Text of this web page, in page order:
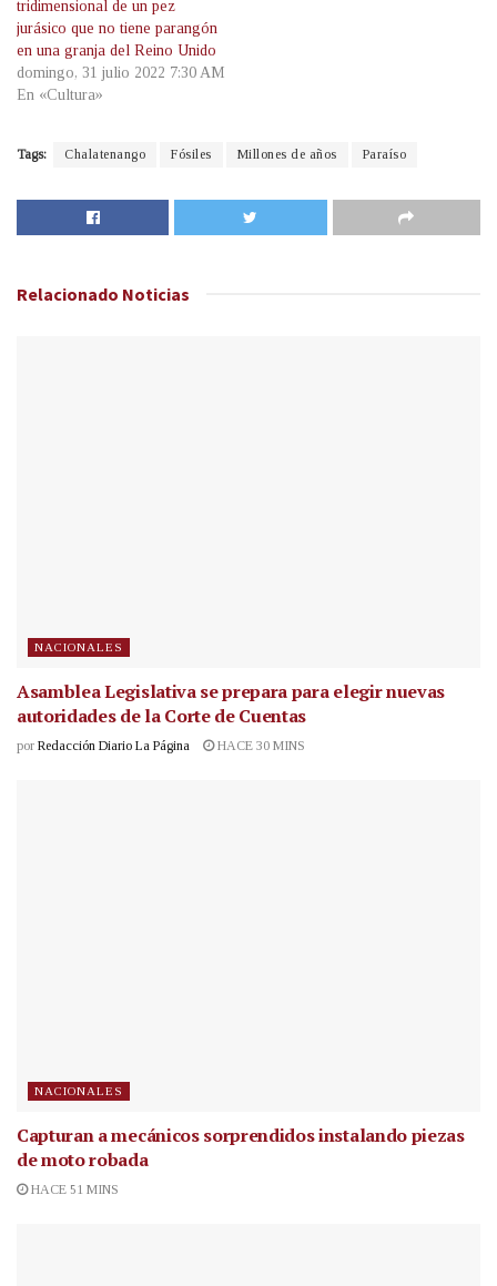
tridimensional de un pez
jurásico que no tiene parangón
en una granja del Reino Unido
domingo, 31 julio 2022 7:30 AM
En «Cultura»
Tags: Chalatenango Fósiles Millones de años Paraíso
Relacionado Noticias
NACIONALES
Asamblea Legislativa se prepara para elegir nuevas
autoridades de la Corte de Cuentas
por Redacción Diario La Página HACE 30 MINS
NACIONALES
Capturan a mecánicos sorprendidos instalando piezas
de moto robada
HACE 51 MINS